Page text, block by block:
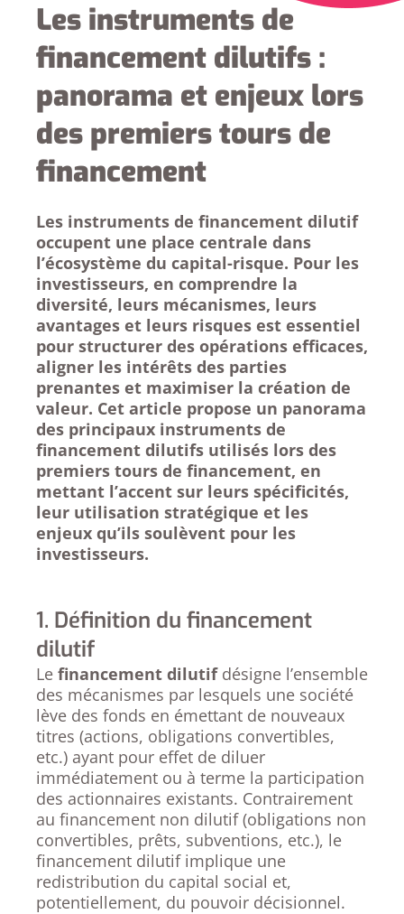
Les instruments de
financement dilutifs :
panorama et enjeux lors
des premiers tours de
financement
Les instruments de financement dilutif
occupent une place centrale dans
l’écosystème du capital-risque. Pour les
investisseurs, en comprendre la
diversité, leurs mécanismes, leurs
avantages et leurs risques est essentiel
pour structurer des opérations efficaces,
aligner les intérêts des parties
prenantes et maximiser la création de
valeur. Cet article propose un panorama
des principaux instruments de
financement dilutifs utilisés lors des
premiers tours de financement, en
mettant l’accent sur leurs spécificités,
leur utilisation stratégique et les
enjeux qu’ils soulèvent pour les
investisseurs.
1. Définition du financement
dilutif
Le financement dilutifdésigne l’ensemble
des mécanismes par lesquels une société
lève des fonds en émettant de nouveaux
titres (actions, obligations convertibles,
etc.) ayant pour effet de diluer
immédiatement ou à terme la participation
des actionnaires existants. Contrairement
au financement non dilutif (obligations non
convertibles, prêts, subventions, etc.), le
financement dilutif implique une
redistribution du capital social et,
potentiellement, du pouvoir décisionnel.